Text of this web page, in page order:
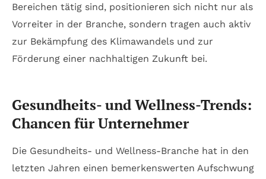
Bereichen tätig sind, positionieren sich nicht nur als
Vorreiter in der Branche, sondern tragen auch aktiv
zur Bekämpfung des Klimawandels und zur
Förderung einer nachhaltigen Zukunft bei.
Gesundheits- und Wellness-Trends:
Chancen für Unternehmer
Die Gesundheits- und Wellness-Branche hat in den
letzten Jahren einen bemerkenswerten Aufschwung